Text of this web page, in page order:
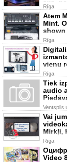
эха,
Rīga
Atem
Mint.
shown
Rīga
vienu
Rīga
Tiek
audio
Ventspils
Vai
Mirkļi,
Rīga
Video